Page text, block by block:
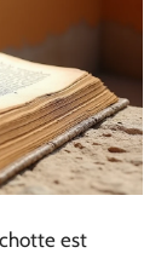
est